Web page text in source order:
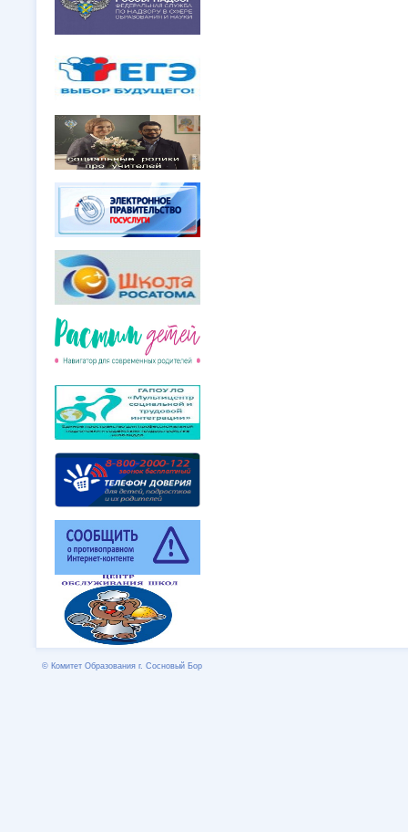
© Комитет Образования г. Сосновый Бор